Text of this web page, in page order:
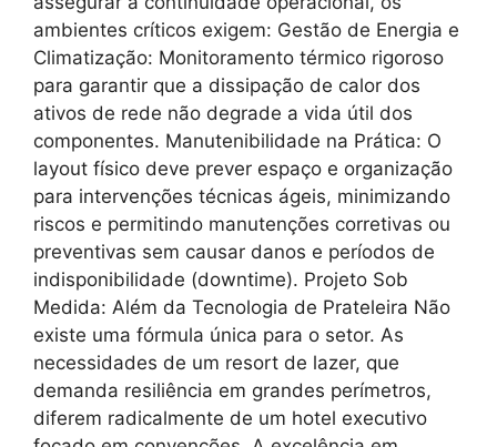
ambientes críticos exigem: Gestão de Energia e
Climatização: Monitoramento térmico rigoroso
para garantir que a dissipação de calor dos
ativos de rede não degrade a vida útil dos
componentes. Manutenibilidade na Prática: O
layout físico deve prever espaço e organização
para intervenções técnicas ágeis, minimizando
riscos e permitindo manutenções corretivas ou
preventivas sem causar danos e períodos de
indisponibilidade (downtime). Projeto Sob
Medida: Além da Tecnologia de Prateleira Não
existe uma fórmula única para o setor. As
necessidades de um resort de lazer, que
demanda resiliência em grandes perímetros,
diferem radicalmente de um hotel executivo